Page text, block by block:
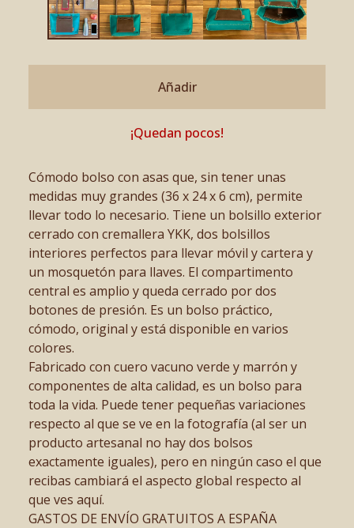
Añadir
¡Quedan pocos!
Cómodo bolso con asas que, sin tener unas
medidas muy grandes (36 x 24 x 6 cm), permite
llevar todo lo necesario. Tiene un bolsillo exterior
cerrado con cremallera YKK, dos bolsillos
interiores perfectos para llevar móvil y cartera y
un mosquetón para llaves. El compartimento
central es amplio y queda cerrado por dos
botones de presión. Es un bolso práctico,
cómodo, original y está disponible en varios
colores.
Fabricado con cuero vacuno verde y marrón y
componentes de alta calidad, es un bolso para
toda la vida. Puede tener pequeñas variaciones
respecto al que se ve en la fotografía (al ser un
producto artesanal no hay dos bolsos
exactamente iguales), pero en ningún caso el que
recibas cambiará el aspecto global respecto al
que ves aquí.
GASTOS DE ENVÍO GRATUITOS A ESPAÑA